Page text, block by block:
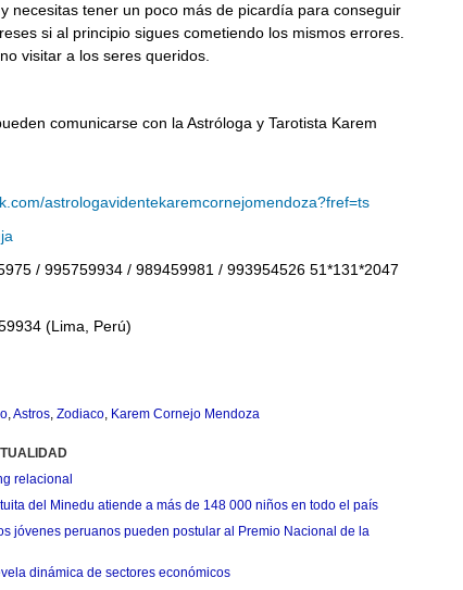
necesitas tener un poco más de picardía para conseguir
si al principio sigues cometiendo los mismos errores.
visitar a los seres queridos.
comunicarse con la Astróloga y Tarotista Karem
astrologavidentekaremcornejomendoza?fref=ts
/ 995759934 / 989459981 / 993954526 51*131*2047
(Lima, Perú)
,Astros, Zodiaco, Karem Cornejo Mendoza
relacional
del Minedu atiende a más de 148 000 niños en todo el país
jóvenes peruanos pueden postular al Premio Nacional de la
dinámica de sectores económicos